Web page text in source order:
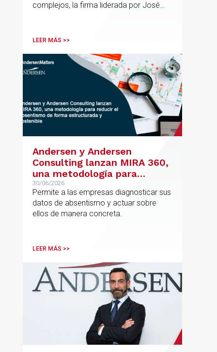
complejos, la firma liderada por José
posicionamiento en asesoramiento
LEER MÁS >>
Andersen y Andersen
Consulting lanzan MIRA 360,
una metodología para
reducir el absentismo de
forma estructurada y
sostenible
30/06/2026
Permite a las empresas diagnosticar sus
datos de absentismo y actuar sobre
ellos de manera concreta.
LEER MÁS >>